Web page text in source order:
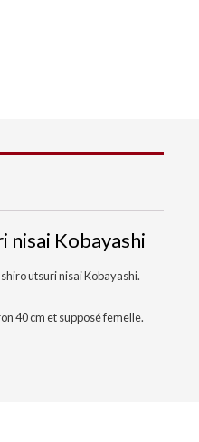
nisai Kobayashi
utsuri nisai Kobayashi.
40 cm et supposé femelle.